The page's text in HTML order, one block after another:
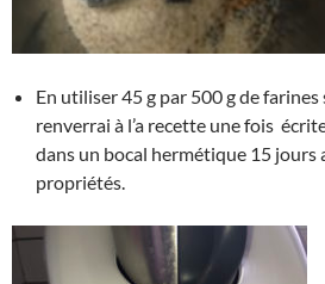
En utiliser 45 g par 500 g de
renverrai à l’a recette une fois
dans un bocal hermétique 15 jours
propriétés.